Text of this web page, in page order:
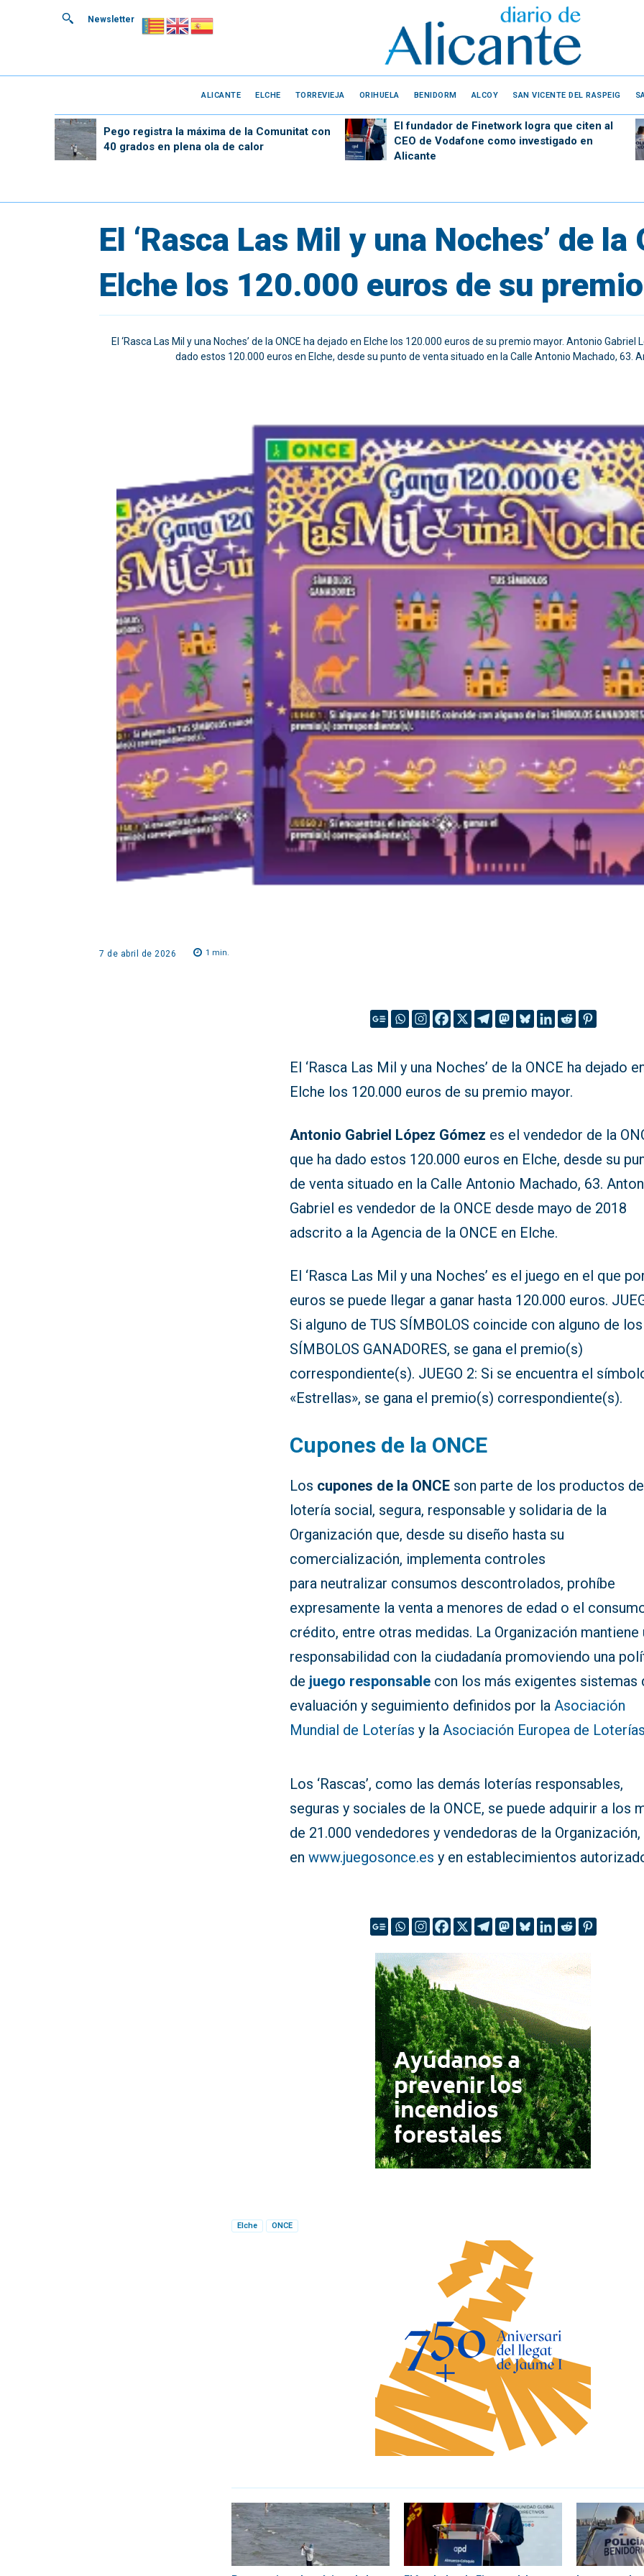
Newsletter
ALICANTE ELCHE TORREVIEJA ORIHUELA BENIDORM ALCOY SAN VICENTE DEL RASPEIG
Pego registra la máxima de la Comunitat con
40 grados en plena ola de calor
El fundador de Finetwork logra que citen al
CEO de Vodafone como investigado en
Alicante
El ‘Rasca Las Mil y una Noches’ de la
Elche los 120.000 euros de su
El ‘Rasca Las Mil y una Noches’ de la ONCE ha dejado en Elche los 120.000 euros de su premio mayor. Antonio
dado estos 120.000 euros en Elche, desde su punto de venta situado en la Calle Antonio Machado, 63.
7 de abril de 2026 1 min.
El ‘Rasca Las Mil y una Noches’ de la ONCE ha dejado
Elche los 120.000 euros de su premio mayor.
Antonio Gabriel López Gómez es el vendedor de la
que ha dado estos 120.000 euros en Elche, desde su
de venta situado en la Calle Antonio Machado, 63.
Gabriel es vendedor de la ONCE desde mayo de 2018
adscrito a la Agencia de la ONCE en Elche.
El ‘Rasca Las Mil y una Noches’ es el juego en el que
euros se puede llegar a ganar hasta 120.000 euros.
Si alguno de TUS SÍMBOLOS coincide con alguno de los
SÍMBOLOS GANADORES, se gana el premio(s)
correspondiente(s). JUEGO 2: Si se encuentra el
«Estrellas», se gana el premio(s) correspondiente(s).
Cupones de la ONCE
Los cupones de la ONCE son parte de los productos de
lotería social, segura, responsable y solidaria de la
Organización que, desde su diseño hasta su
comercialización, implementa controles
para neutralizar consumos descontrolados, prohíbe
expresamente la venta a menores de edad o el
crédito, entre otras medidas. La Organización mantiene
responsabilidad con la ciudadanía promoviendo una
de juego responsable con los más exigentes sistemas
evaluación y seguimiento definidos por laAsociación
Mundial de Loterías y laAsociación Europea de Loterías
Los ‘Rascas’, como las demás loterías responsables,
seguras y sociales de la ONCE, se puede adquirir a los
de 21.000 vendedores y vendedoras de la Organización,
enwww.juegosonce.es y en establecimientos
Elche ONCE